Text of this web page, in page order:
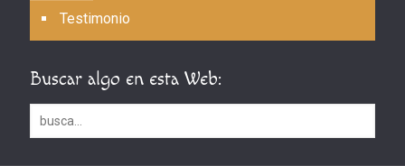
Testimonio
Buscar algo en esta Web: